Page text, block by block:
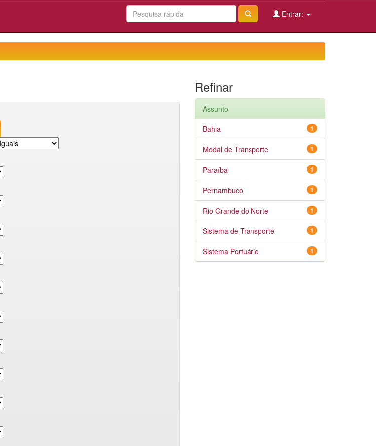
Entrar:
Refinar
Assunto
1
Bahia
1
Modal de Transporte
1
Paraíba
1
Pernambuco
1
Rio Grande do Norte
1
Sistema de Transporte
1
Sistema Portuário